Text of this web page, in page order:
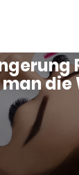
die